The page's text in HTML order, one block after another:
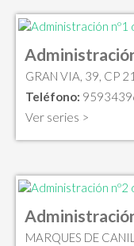
GRAN VIA, 39, CP
Teléfono:
Ver series >
MARQUES DE